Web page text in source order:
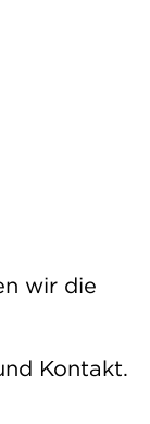
wir die
Kontakt.